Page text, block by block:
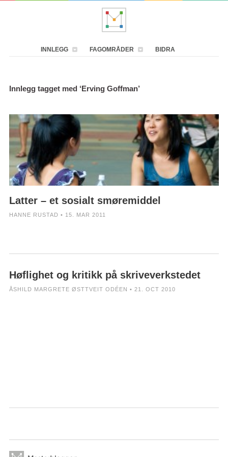
INNLEGG FAGOMRÅDER BIDRA
Innlegg tagget med ‘Erving Goffman’
Latter – et sosialt smøremiddel
HANNE RUSTAD • 15. MAR 2011
Høflighet og kritikk på skriveverkstedet
ÅSHILD MARGRETE ØSTTVEIT ODÉEN • 21. OCT 2010